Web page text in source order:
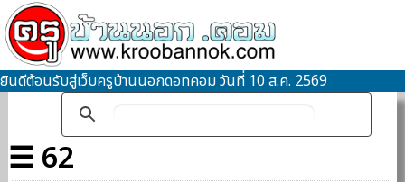
ยินดีต้อนรับสู่เว็บครูบ้านนอกดอทคอม วันที่ 10 ส.ค. 2569
☰ 62